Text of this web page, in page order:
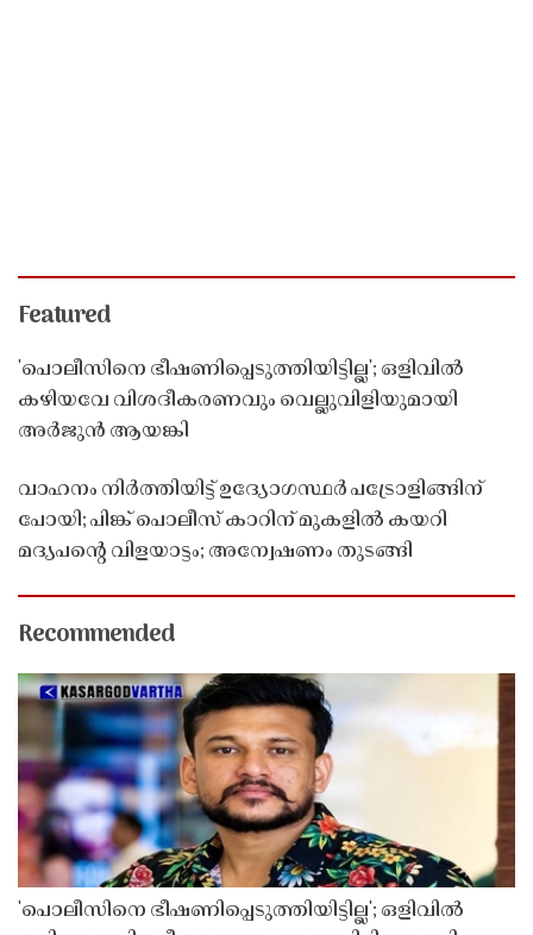
Featured
'പൊലീസിനെ ഭീഷണിപ്പെടുത്തിയിട്ടില്ല'; ഒളിവിൽ
കഴിയവേ വിശദീകരണവും വെല്ലുവിളിയുമായി
അർജുൻ ആയങ്കി
വാഹനം നിർത്തിയിട്ട് ഉദ്യോഗസ്ഥർ പട്രോളിങ്ങിന്
പോയി; പിങ്ക് പൊലീസ് കാറിന് മുകളിൽ കയറി
മദ്യപൻ്റെ വിളയാട്ടം; അന്വേഷണം തുടങ്ങി
Recommended
'പൊലീസിനെ ഭീഷണിപ്പെടുത്തിയിട്ടില്ല'; ഒളിവിൽ